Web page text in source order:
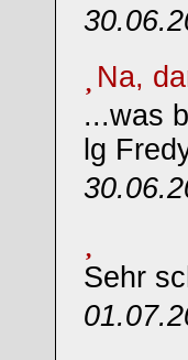
Na,
...was
lg
Sehr